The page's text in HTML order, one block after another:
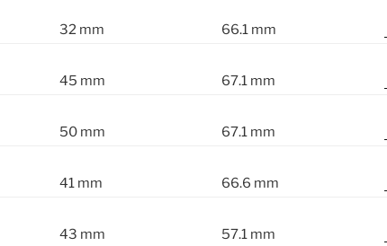
32 mm 66.1 mm
45 mm 67.1 mm
50 mm 67.1 mm
41 mm 66.6 mm
43 mm 57.1 mm